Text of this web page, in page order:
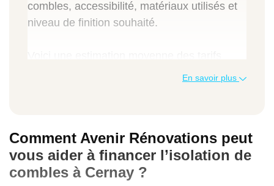
combles, accessibilité, matériaux utilisés et
niveau de finition souhaité.
Pour descombles aménagés: entre 60 €
et 100 €/m² selon l’isolant et le niveau de
confort recherché.
En savoir plus
Comment Avenir Rénovations peut
vous aider à financer l’isolation de
combles à Cernay ?